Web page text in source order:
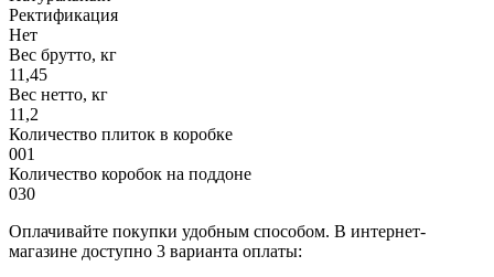
Ректификация
Нет
Вес брутто, кг
11,45
Вес нетто, кг
11,2
Количество плиток в коробке
001
Количество коробок на поддоне
030
Оплачивайте покупки удобным способом. В интернет-
магазине доступно 3 варианта оплаты: